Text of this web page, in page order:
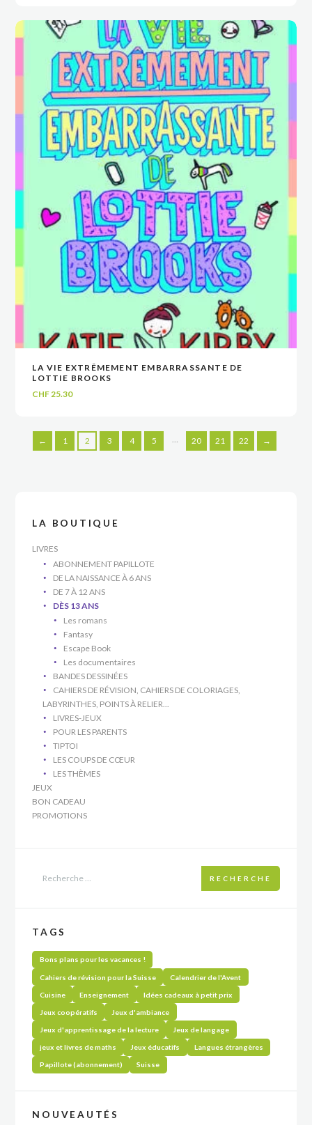
VOIR
VOIR
LA VIE EXTRÊMEMENT EMBARRASSANTE DE
LOTTIE BROOKS
CHF 25.30
← 1 2 3 4 5 … 20 21 22 →
LA BOUTIQUE
LIVRES
ABONNEMENT PAPILLOTE
DE LA NAISSANCE À 6 ANS
DE 7 À 12 ANS
DÈS 13 ANS
Les romans
Fantasy
Escape Book
Les documentaires
BANDES DESSINÉES
CAHIERS DE RÉVISION, CAHIERS DE COLORIAGES,
LABYRINTHES, POINTS À RELIER...
LIVRES-JEUX
POUR LES PARENTS
TIPTOI
LES COUPS DE CŒUR
LES THÈMES
JEUX
BON CADEAU
PROMOTIONS
RECHERCHE
TAGS
Bons plans pour les vacances !
Cahiers de révision pour la Suisse Calendrier de l'Avent
Cuisine Enseignement Idées cadeaux à petit prix
Jeux coopératifs Jeux d'ambiance
Jeux d'apprentissage de la lecture Jeux de langage
jeux et livres de maths Jeux éducatifs Langues étrangères
Papillote (abonnement) Suisse
NOUVEAUTÉS